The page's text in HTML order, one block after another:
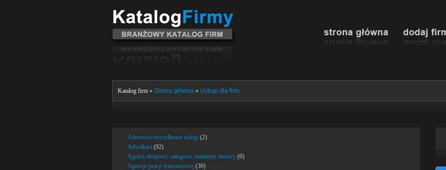
Katalog firm » Strona główna » Usługi dla firm
Adresowo-wysyłkowe usługi (2)
Adwokaci (92)
Agenci okrętowi, załogowi, maklerzy morscy (0)
Agencje pracy tymczasowej (30)